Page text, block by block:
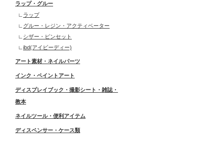
ラップ・グルー
ラップ
グルー・レジン・アクティベーター
シザー・ピンセット
ibd(アイビーディー)
アート素材・ネイルパーツ
インク・ペイントアート
ディスプレイブック・撮影シート・雑誌・
教本
ネイルツール・便利アイテム
ディスペンサー・ケース類